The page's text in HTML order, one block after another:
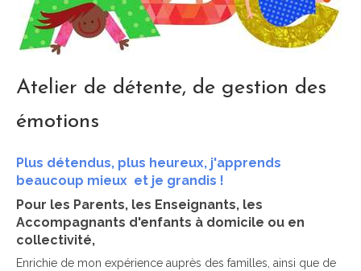
Atelier de détente, de gestion des
émotions
Plus détendus, plus heureux, j'apprends
beaucoup mieux et je grandis !
Pour les Parents, les Enseignants, les
Accompagnants d'enfants à domicile ou en
collectivité,
Enrichie de mon expérience auprès des familles, ainsi que de